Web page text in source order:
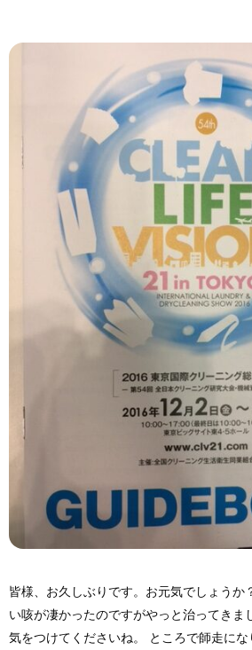
皆様、お久しぶりです。お元気でしょうか
い咳が凄かったのですがやっと治ってきま
気をつけてくださいね。 ところで師走に